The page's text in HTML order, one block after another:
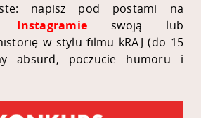
napisz pod postami na
Instagramie swoją lub
w stylu filmu kRAJ (do 15
absurd, poczucie humoru i